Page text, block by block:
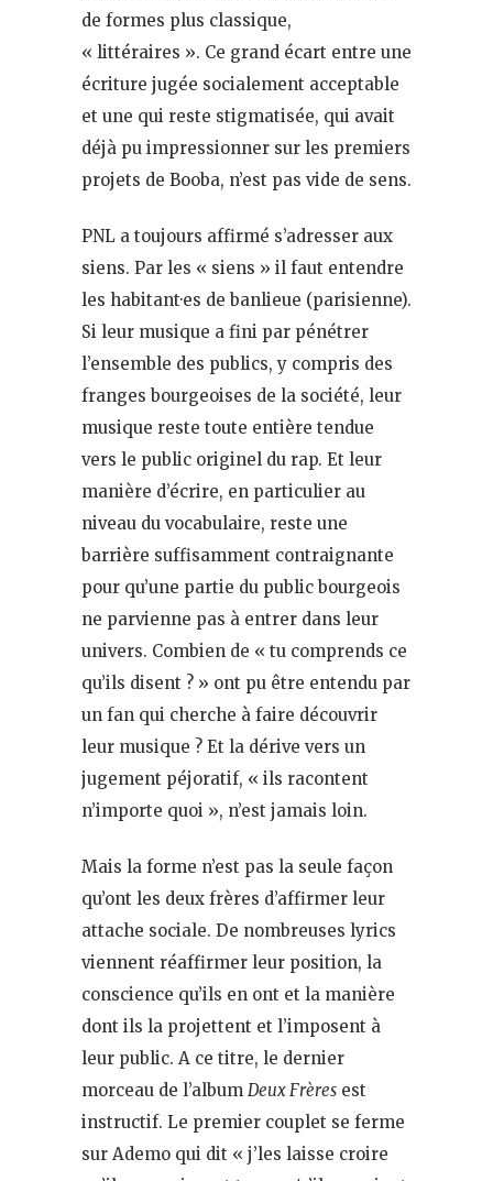
de formes plus classique,
« littéraires ». Ce grand écart entre une
écriture jugée socialement acceptable
et une qui reste stigmatisée, qui avait
déjà pu impressionner sur les premiers
projets de Booba, n’est pas vide de sens.
PNL a toujours affirmé s’adresser aux
siens. Par les « siens » il faut entendre
les habitant·es de banlieue (parisienne).
Si leur musique a fini par pénétrer
l’ensemble des publics, y compris des
franges bourgeoises de la société, leur
musique reste toute entière tendue
vers le public originel du rap. Et leur
manière d’écrire, en particulier au
niveau du vocabulaire, reste une
barrière suffisamment contraignante
pour qu’une partie du public bourgeois
ne parvienne pas à entrer dans leur
univers. Combien de « tu comprends ce
qu’ils disent ? » ont pu être entendu par
un fan qui cherche à faire découvrir
leur musique ? Et la dérive vers un
jugement péjoratif, « ils racontent
n’importe quoi », n’est jamais loin.
Mais la forme n’est pas la seule façon
qu’ont les deux frères d’affirmer leur
attache sociale. De nombreuses lyrics
viennent réaffirmer leur position, la
conscience qu’ils en ont et la manière
dont ils la projettent et l’imposent à
leur public. A ce titre, le dernier
morceau de l’album Deux Frères est
instructif. Le premier couplet se ferme
sur Ademo qui dit « j’les laisse croire